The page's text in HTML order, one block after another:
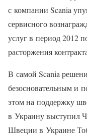
с компании Scania
сервисного
услуг в период 2012
расторжения
В самой Scania
безосновательным и
этом на поддержку
в Украину выступил
Швеции в Украине